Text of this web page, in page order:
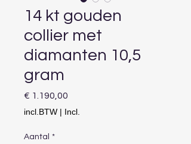
14 kt gouden
collier met
diamanten 10,5
gram
€ 1.190,00
incl.BTW | Incl.
Aantal *